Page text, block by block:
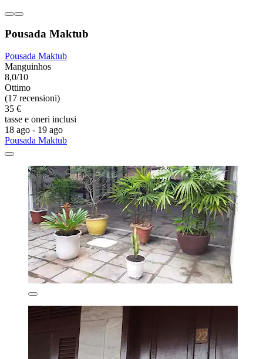
Pousada Maktub
Pousada Maktub
Manguinhos
8,0/10
Ottimo
(17 recensioni)
35 €
tasse e oneri inclusi
18 ago - 19 ago
Pousada Maktub